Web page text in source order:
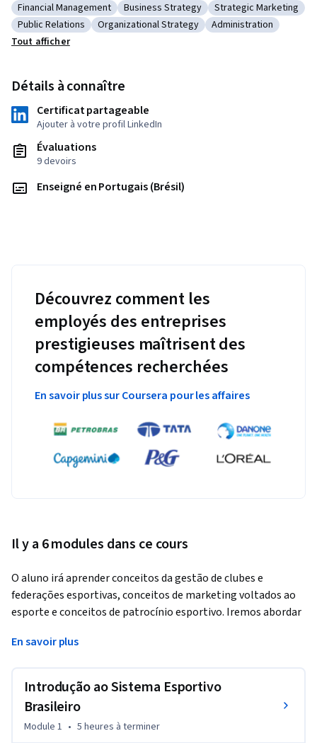
Catégorie : Financial Management
Financial Management Catégorie : Business Strategy
Business Strategy Catégorie :
Strategic Marketing
Catégorie : Public Relations
Public Relations Catégorie : Organizational Strategy
Organizational Strategy Catégorie :
Administration
Tout afficher
Détails à connaître
Certificat partageable
Ajouter à votre profil LinkedIn
Évaluations
9 devoirs
Enseigné en Portugais (Brésil)
Découvrez comment les
employés des entreprises
prestigieuses maîtrisent des
compétences recherchées
En savoir plus sur Coursera pour les affaires
Il y a 6 modules dans ce cours
O aluno irá aprender conceitos da gestão de clubes e
federações esportivas, conceitos de marketing voltados ao
esporte e conceitos de patrocínio esportivo. Iremos abordar
dados conceitos de finanças voltados a instituições
En savoir plus
Introdução ao Sistema Esportivo
Brasileiro
Module 1 • 5 heures à terminer